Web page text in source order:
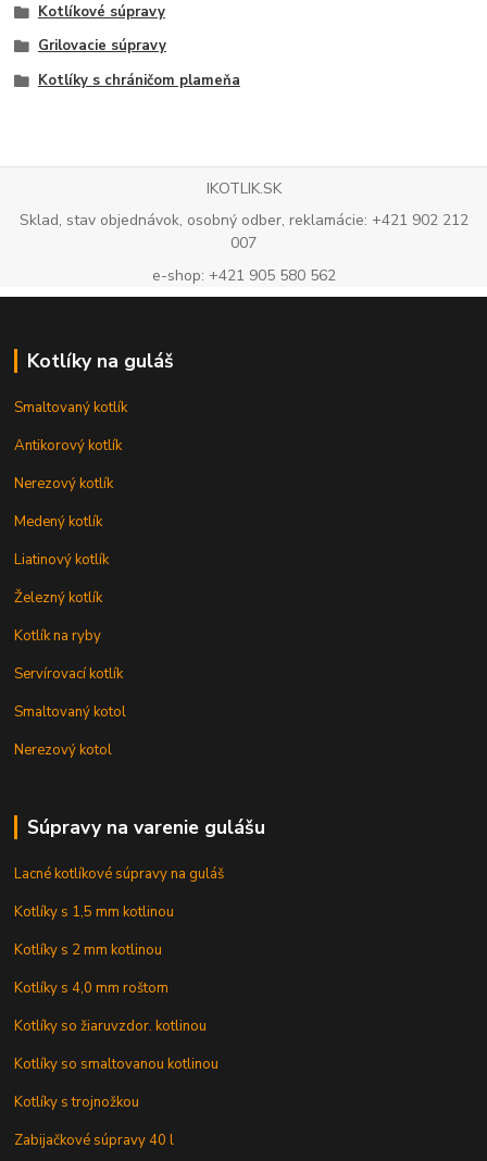
Kotlíkové súpravy
Grilovacie súpravy
Kotlíky s chráničom plameňa
IKOTLIK.SK
Sklad, stav objednávok, osobný odber, reklamácie: +421 902 212
007
e-shop: +421 905 580 562
Kotlíky na guláš
Smaltovaný kotlík
Antikorový kotlík
Nerezový kotlík
Medený kotlík
Liatinový kotlík
Železný kotlík
Kotlík na ryby
Servírovací kotlík
Smaltovaný kotol
Nerezový kotol
Súpravy na varenie gulášu
Lacné kotlíkové súpravy na guláš
Kotlíky s 1,5 mm kotlinou
Kotlíky s 2 mm kotlinou
Kotlíky s 4,0 mm roštom
Kotlíky so žiaruvzdor. kotlinou
Kotlíky so smaltovanou kotlinou
Kotlíky s trojnožkou
Zabijačkové súpravy 40 l